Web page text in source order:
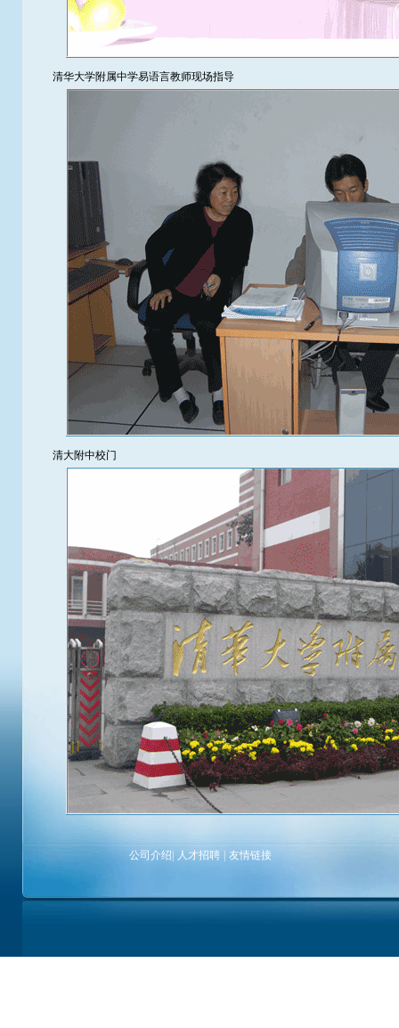
清华大学附属中学易语言教师现场指导
清大附中校门
公司介绍 人才招聘 友情链接